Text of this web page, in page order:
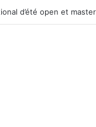
d’été open et